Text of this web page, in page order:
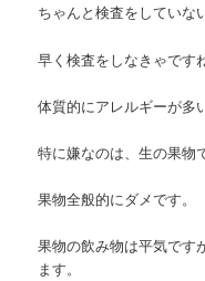
ちゃんと検査をしていな
早く検査をしなきゃですね
体質的にアレルギーが多
特に嫌なのは、生の果物
果物全般的にダメです。
果物の飲み物は平気です
ます。